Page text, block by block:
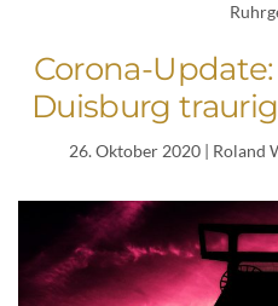
Corona-
Duisburg
26. Oktober 2020 | Roland